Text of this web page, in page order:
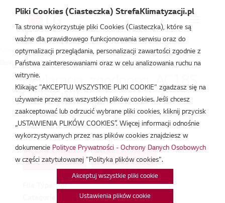
Strefa Klimatyzacji /Deklaracja Zgodności/
Deklaracja_zgodnosci_AC18SQ.NSK.pdf
Deklaracja_zgodnosci_AC18S
Q.NSK.pdf
lut 18, 2026
Pobierz Podgląd
pdf
Deklaracja Zgodności
Pliki Cookies (Ciasteczka) StrefaKlimatyzacji.pl
Ta strona wykorzystuje pliki Cookies (Ciasteczka), które są
ważne dla prawidłowego funkcjonowania serwisu oraz do
optymalizacji przeglądania, personalizacji zawartości zgodnie z
Państwa zainteresowaniami oraz w celu analizowania ruchu na
witrynie.
Klikając "AKCEPTUJ WSZYSTKIE PLIKI COOKIE" zgadzasz się na
używanie przez nas wszystkich plików cookies. Jeśli chcesz
zaakceptować lub odrzucić wybrane pliki cookies, kliknij przycisk
„USTAWIENIA PLIKÓW COOKIES”. Więcej informacji odnośnie
wykorzystywanych przez nas plików cookies znajdziesz w
dokumencie Polityce Prywatności - Ochrony Danych Osobowych
w części zatytułowanej "Polityka plików cookies".
Akceptuj wszystkie pliki cookie
Ustawienia plików cookie